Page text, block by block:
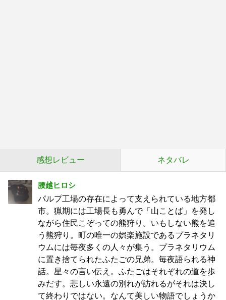
感想レビュー ネタバレ
腰越ヒロシ
パルプ工場の存在によって支えられている地方都
市。猟期には工場長も勇んで「山ことば」を発し
ながら住民こぞっての熊狩り。いもしない熊を追
う熊狩り。町の唯一の娯楽施設であるプラネタリ
ウムには毎夜多くの人々が集う。プラネタリウム
に置き捨てられたふたごの兄弟。毎夜語られる神
話。星々の言い伝え。ふたごはそれぞれの道を歩
みだす。悲しい永遠の別れが訪れるがそれは決し
て終わりではない。なんて美しい物語でしょうか